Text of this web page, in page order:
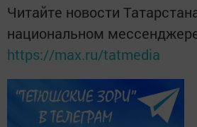
Читайте новости
национальном
https://max.ru/tatmedia